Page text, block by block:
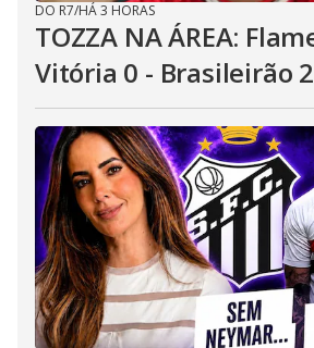
DO R7/HÁ 3 HORAS
TOZZA NA ÁREA:
Vitória 0 - Brasileirão